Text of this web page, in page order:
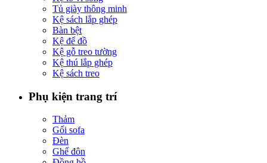
Tủ giày thông minh
Kệ sách lắp ghép
Bàn bệt
Kệ để đồ
Kệ gỗ treo tường
Kệ thú lắp ghép
Kệ sách treo
Phụ kiện trang trí
Thảm
Gối sofa
Đèn
Ghế đôn